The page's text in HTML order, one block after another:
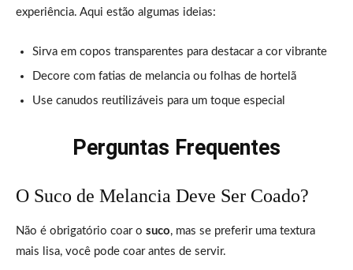
experiência. Aqui estão algumas ideias:
Sirva em copos transparentes para destacar a cor vibrante
Decore com fatias de melancia ou folhas de hortelã
Use canudos reutilizáveis para um toque especial
Perguntas Frequentes
O Suco de Melancia Deve Ser Coado?
Não é obrigatório coar o suco, mas se preferir uma textura
mais lisa, você pode coar antes de servir.